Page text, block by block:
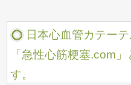
日本心血管カテー
「急性心筋梗塞.com
す。